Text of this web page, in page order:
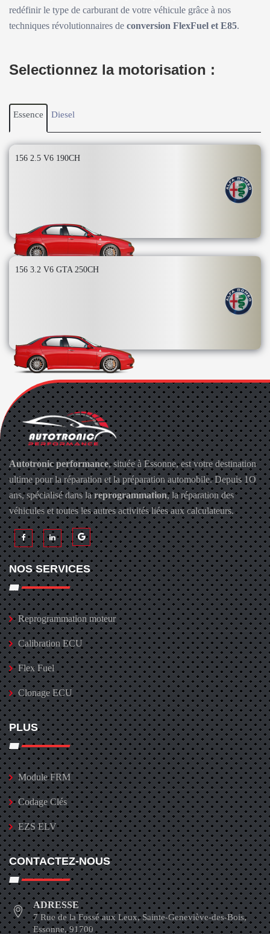
redéfinir le type de carburant de votre véhicule grâce à nos
techniques révolutionnaires de conversion FlexFuel et E85.
Selectionnez la motorisation :
Essence Diesel
156 2.5 V6 190CH
156 3.2 V6 GTA 250CH
Autotronic performance, située à Essonne, est votre destination
ultime pour la réparation et la préparation automobile. Depuis 1O
ans, spécialisé dans lareprogrammation, la réparation des
véhicules et toutes les autres activités liées aux calculateurs.
NOS SERVICES
Reprogrammation moteur
Calibration ECU
Flex Fuel
Clonage ECU
PLUS
Module FRM
Codage Clés
EZS ELV
CONTACTEZ-NOUS
ADRESSE
7 Rue de la Fossé aux Leux, Sainte-Geneviève-des-Bois,
Essonne, 91700